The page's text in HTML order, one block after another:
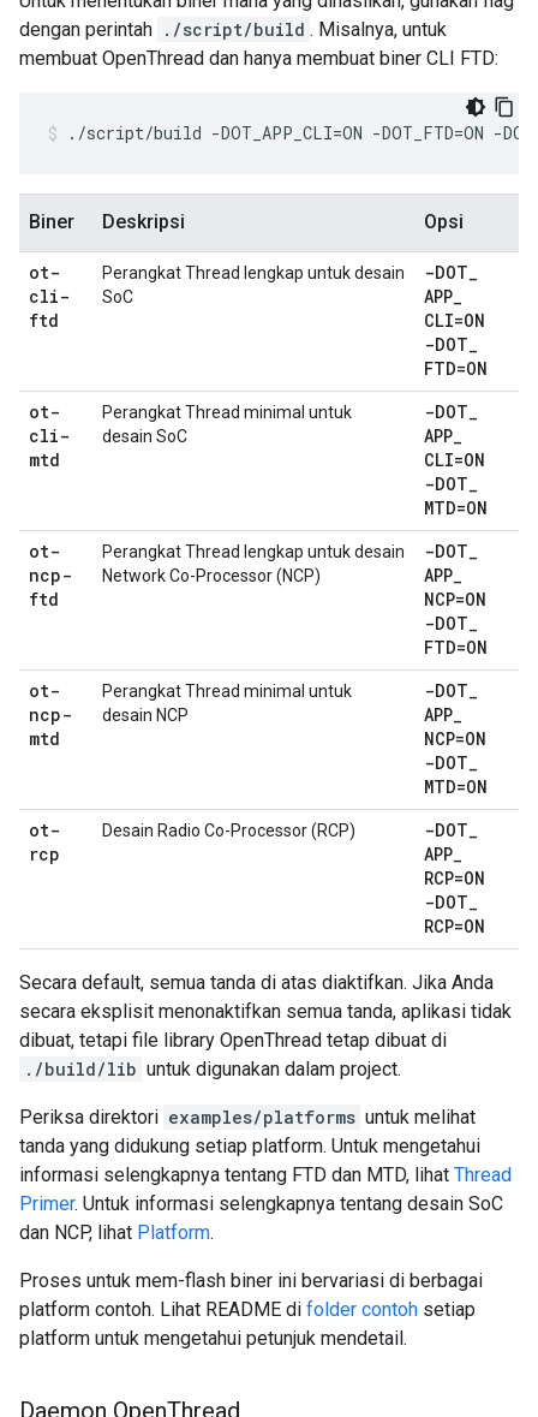
dengan perintah ./script/build . Misalnya, untuk
membuat OpenThread dan hanya membuat biner CLI FTD:
./script/build -DOT_APP_CLI=ON -DOT_FTD=ON -
Biner Deskripsi Opsi
ot-
cli-
ftd
Perangkat Thread lengkap untuk desain
SoC
-DOT_
APP_
CLI=ON
-DOT_
FTD=ON
ot-
cli-
mtd
Perangkat Thread minimal untuk
desain SoC
-DOT_
APP_
CLI=ON
-DOT_
MTD=ON
ot-
ncp-
ftd
Perangkat Thread lengkap untuk desain
Network Co-Processor (NCP)
-DOT_
APP_
NCP=ON
-DOT_
FTD=ON
ot-
ncp-
mtd
Perangkat Thread minimal untuk
desain NCP
-DOT_
APP_
NCP=ON
-DOT_
MTD=ON
ot-
rcp
Desain Radio Co-Processor (RCP) -DOT_
APP_
RCP=ON
-DOT_
RCP=ON
Secara default, semua tanda di atas diaktifkan. Jika Anda
secara eksplisit menonaktifkan semua tanda, aplikasi tidak
dibuat, tetapi file library OpenThread tetap dibuat di
./build/lib untuk digunakan dalam project.
Periksa direktori examples/platforms untuk melihat
tanda yang didukung setiap platform. Untuk mengetahui
informasi selengkapnya tentang FTD dan MTD, lihat Thread
Primer. Untuk informasi selengkapnya tentang desain SoC
dan NCP, lihat Platform.
Proses untuk mem-flash biner ini bervariasi di berbagai
platform contoh. Lihat README di folder contoh setiap
platform untuk mengetahui petunjuk mendetail.
Daemon OpenThread